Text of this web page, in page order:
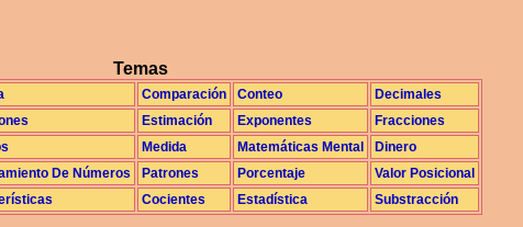
Temas
Comparación Conteo
Decimales
Estimación Exponentes
Fracciones
Medida Matemáticas Mental
Dinero
De Números Patrones Porcentaje
Valor Posicional
Cocientes Estadística Substracción